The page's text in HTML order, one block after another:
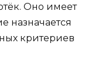
Оно имеет
назначается
критериев